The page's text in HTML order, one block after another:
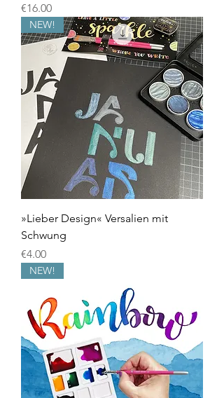
Price
€16.00
NEW!
»Lieber Design« Versalien mit
Schwung
Price
€4.00
NEW!